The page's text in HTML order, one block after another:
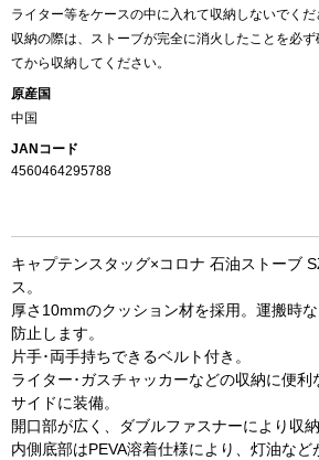
お買い物を続ける カー
ライター等をケースの中に入れて収納しないでくだ
収納の際は、ストーブが完全に消火したことを必ず
てから収納してください。
原産国
中国
JANコード
4560464295788
キャプテンスタッグ×コロナ 石油ストーブ
ス。
厚さ10mmのクッション材を採用。運搬時
防止します。
片手･両手持ちできるベルト付き。
ライター･ガスチャッカーなどの収納に便
サイドに装備。
開口部が広く、ダブルファスナーにより収納
内側底部はPEVA溶着仕様により、灯油な